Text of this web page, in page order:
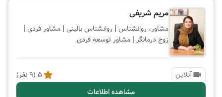
مریم شریفی
مشاور، روانشناس | روانشناس بالینی | مشاور فردی |
زوج درمانگر | مشاور توسعه فردی
آنلاین 5
(
9نفر)
مشاهده اطلاعات